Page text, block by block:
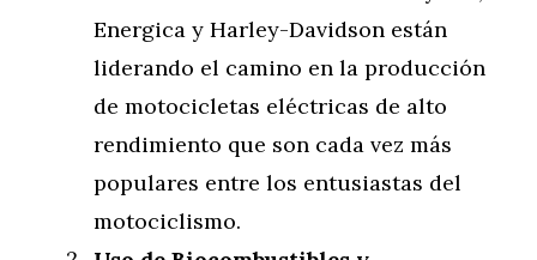
Energica y Harley-Davidson están
liderando el camino en la producción
de motocicletas eléctricas de alto
rendimiento que son cada vez más
populares entre los entusiastas del
motociclismo.